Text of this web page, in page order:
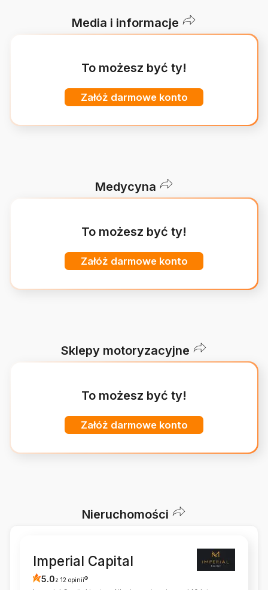
Media i informacje
To możesz być ty!
Załóż darmowe konto
Medycyna
To możesz być ty!
Załóż darmowe konto
Sklepy motoryzacyjne
To możesz być ty!
Załóż darmowe konto
Nieruchomości
Imperial Capital
5.0z 12 opinii ?